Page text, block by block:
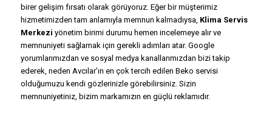
birer gelişim fırsatı olarak görüyoruz. Eğer bir müşterimiz
hizmetimizden tam anlamıyla memnun kalmadıysa, Klima Servis
Merkezi yönetim birimi durumu hemen incelemeye alır ve
memnuniyeti sağlamak için gerekli adımları atar. Google
yorumlarımızdan ve sosyal medya kanallarımızdan bizi takip
ederek, neden Avcılar’ın en çok tercih edilen Beko servisi
olduğumuzu kendi gözlerinizle görebilirsiniz. Sizin
memnuniyetiniz, bizim markamızın en güçlü reklamıdır.